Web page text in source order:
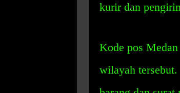
kurir dan
Kode pos
wilayah